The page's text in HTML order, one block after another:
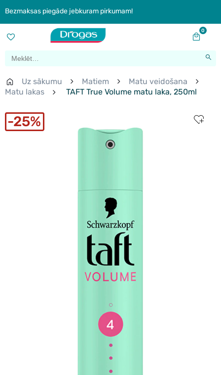
Bezmaksas piegāde jebkuram pirkumam!
0
Uz sākumu Matiem
Matu veidošana
Matu lakas
TAFT True Volume matu laka, 250ml
25%